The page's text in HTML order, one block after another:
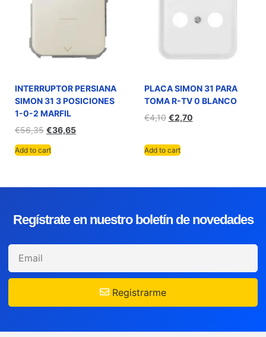
INTERRUPTOR PERSIANA
SIMON 31 3 POSICIONES
1-0-2 MARFIL
€56,35 €36,65
Add to cart
PLACA SIMON 31 PARA
TOMA R-TV 0 BLANCO
€4,10 €2,70
Add to cart
Regístrate en nuestro boletín de novedades
Registrarme